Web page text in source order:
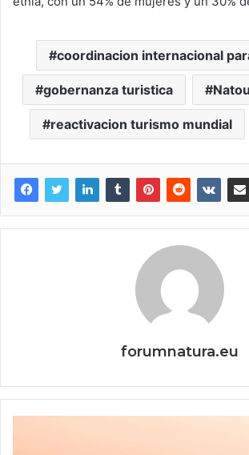
coordinacion internacional
gobernanza turistica
reactivacion turismo mundial
forumnatura.eu